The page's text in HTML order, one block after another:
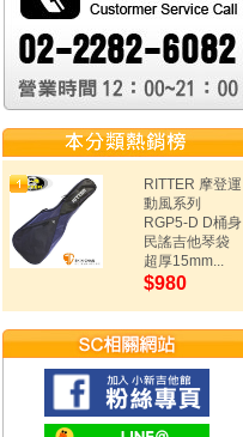
RITTER 摩登運
動風系列
RGP5-D D桶身
民謠吉他琴袋
超厚15mm...
$980